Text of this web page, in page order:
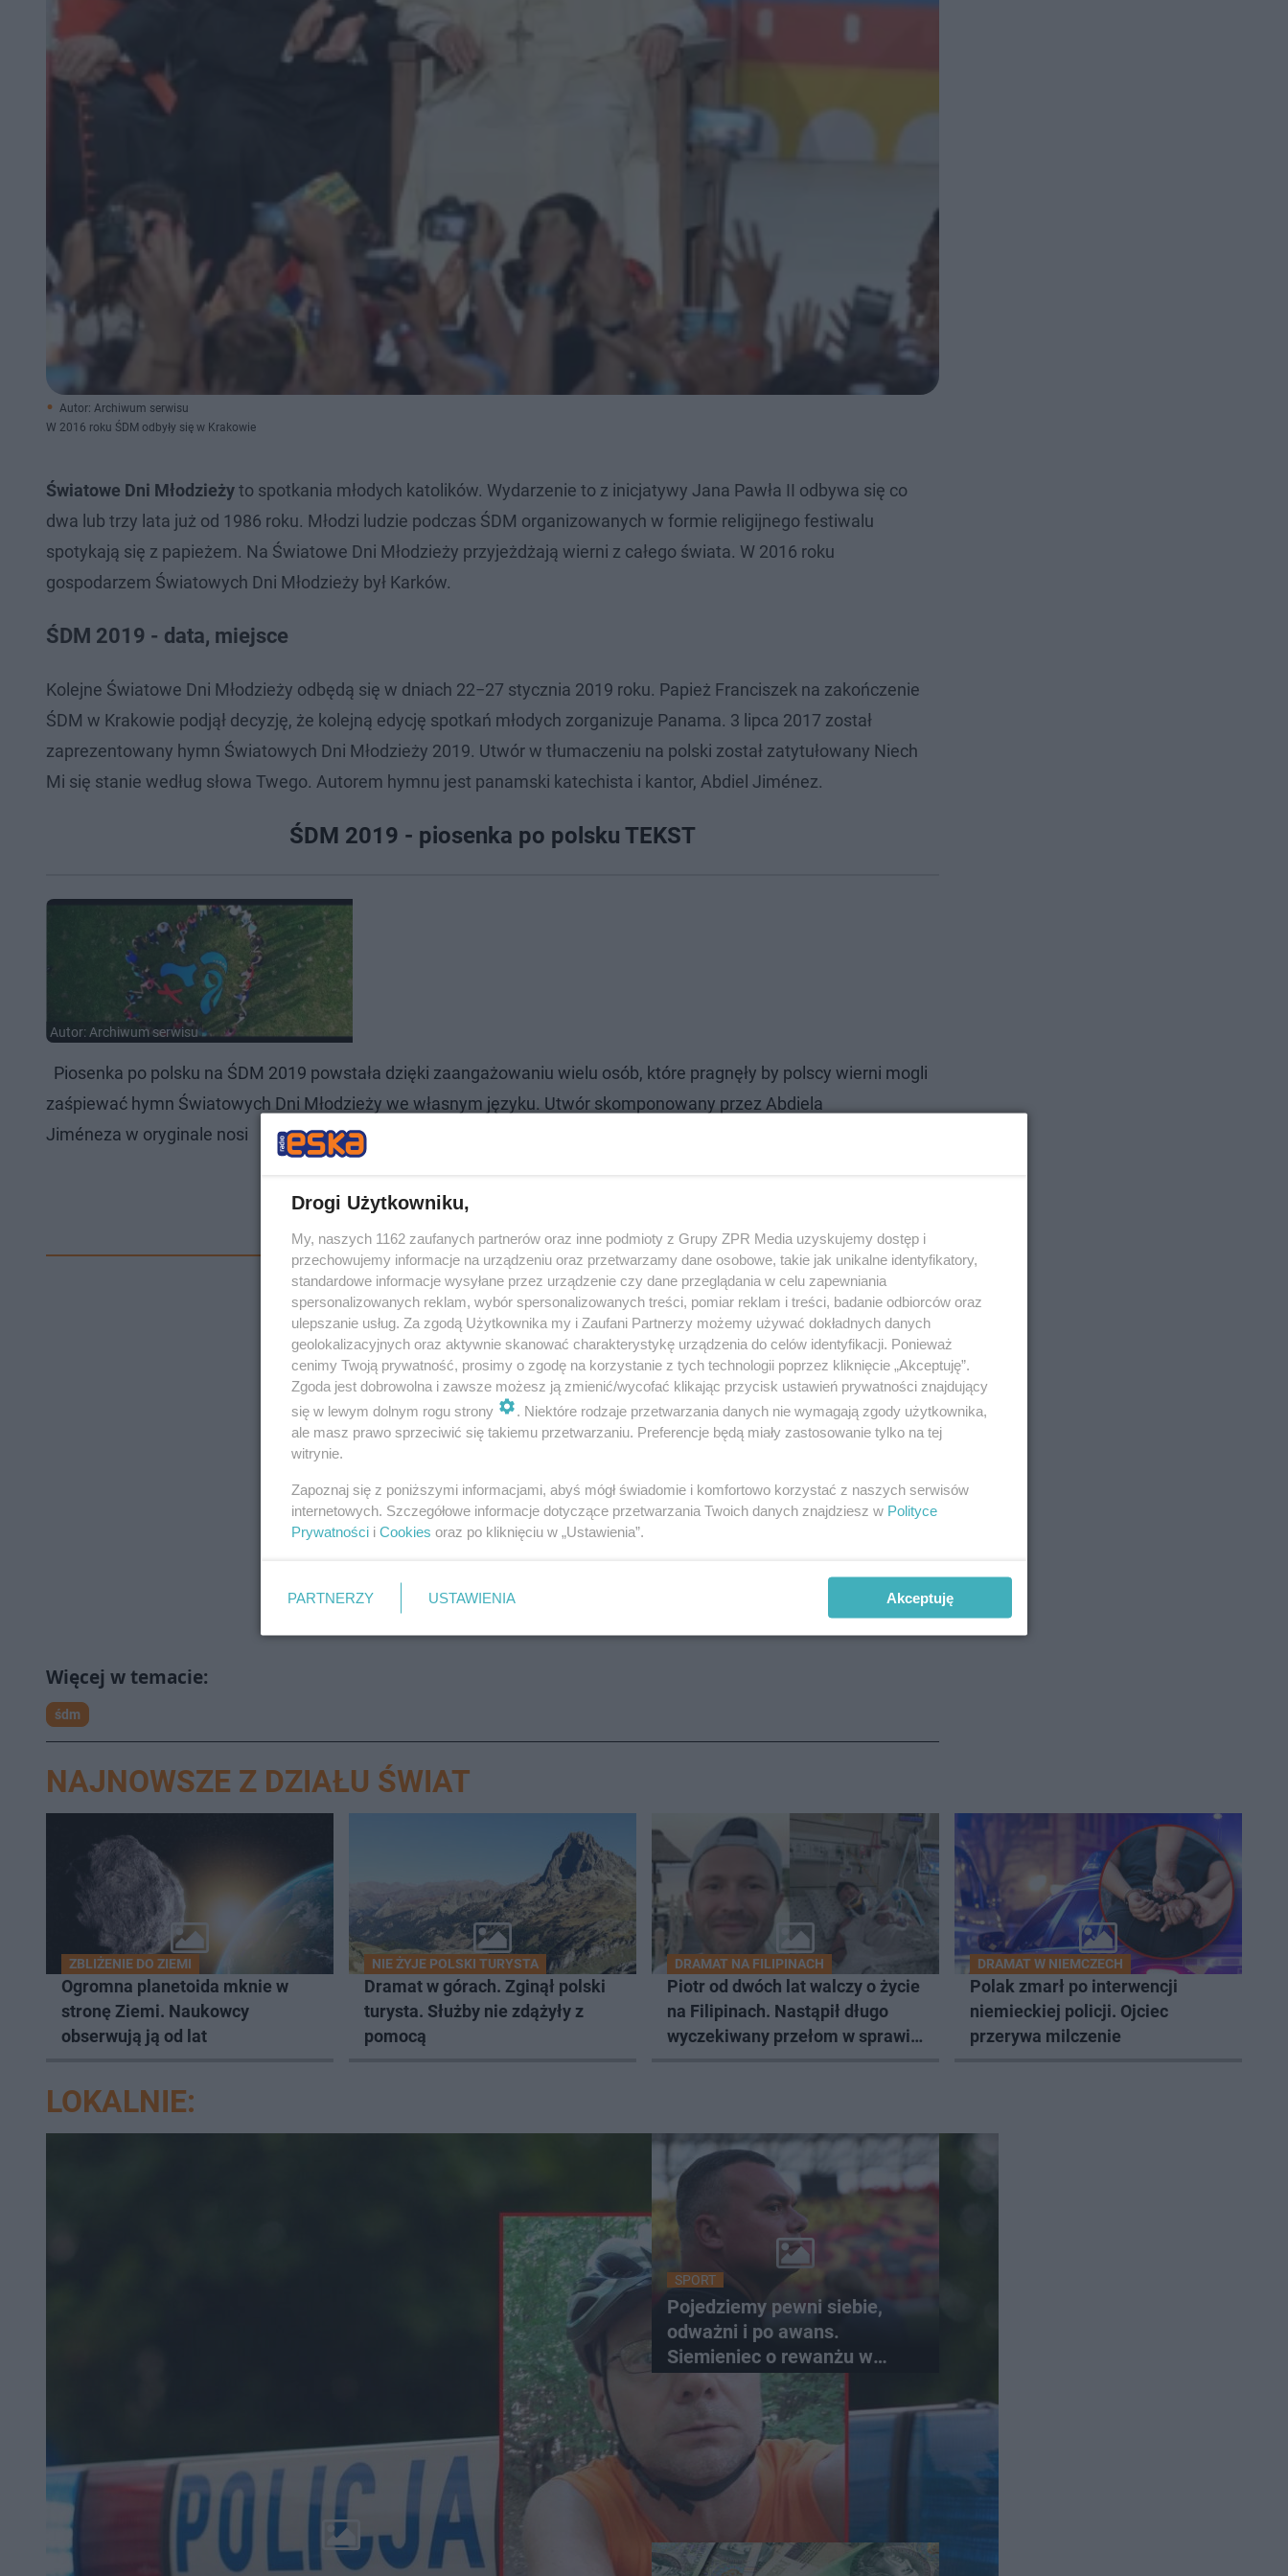
Autor: Archiwum serwisu
W 2016 roku ŚDM odbyły się w Krakowie
Światowe Dni Młodzieżyto spotkania młodych katolików. Wydarzenie to z inicjatywy Jana Pawła II odbywa się co
dwa lub trzy lata już od 1986 roku. Młodzi ludzie podczas ŚDM organizowanych w formie religijnego festiwalu
spotykają się z papieżem. Na Światowe Dni Młodzieży przyjeżdżają wierni z całego świata. W 2016 roku
gospodarzem Światowych Dni Młodzieży był Karków.
ŚDM 2019 - data, miejsce
Kolejne Światowe Dni Młodzieży odbędą się w dniach 22−27 stycznia 2019 roku. Papież Franciszek na zakończenie
ŚDM w Krakowie podjął decyzję, że kolejną edycję spotkań młodych zorganizuje Panama. 3 lipca 2017 został
zaprezentowany hymn Światowych Dni Młodzieży 2019. Utwór w tłumaczeniu na polski został zatytułowany Niech
Mi się stanie według słowa Twego. Autorem hymnu jest panamski katechista i kantor, Abdiel Jiménez.
ŚDM 2019 - piosenka po polsku TEKST
Autor: Archiwum serwisu
Piosenka po polsku na ŚDM 2019 powstała dzięki zaangażowaniu wielu osób, które pragnęły by polscy wierni mogli
zaśpiewać hymn Światowych Dni Młodzieży we własnym języku. Utwór skomponowany przez Abdiela
Jiméneza w oryginale nosi
śdm
NAJNOWSZE Z DZIAŁU ŚWIAT
ZBLIŻENIE DO ZIEMI
Ogromna planetoida mknie w
stronę Ziemi. Naukowcy
obserwują ją od lat
NIE ŻYJE POLSKI TURYSTA
Dramat w górach. Zginął polski
turysta. Służby nie zdążyły z
pomocą
DRAMAT NA FILIPINACH
Piotr od dwóch lat walczy o życie
na Filipinach. Nastąpił długo
wyczekiwany przełom w sprawie
DRAMAT W NIEMCZECH
Polak zmarł po interwencji
niemieckiej policji. Ojciec
przerywa milczenie
LOKALNIE:
SPORT
Pojedziemy pewni siebie,
odważni i po awans.
Siemieniec o rewanżu w
Szkocji
Drogi Użytkowniku,
My, naszych 1162 zaufanych partnerów oraz inne podmioty z Grupy ZPR Media uzyskujemy dostęp i
przechowujemy informacje na urządzeniu oraz przetwarzamy dane osobowe, takie jak unikalne identyfikatory,
standardowe informacje wysyłane przez urządzenie czy dane przeglądania w celu zapewniania
spersonalizowanych reklam, wybór spersonalizowanych treści, pomiar reklam i treści, badanie odbiorców oraz
ulepszanie usług. Za zgodą Użytkownika my i Zaufani Partnerzy możemy używać dokładnych danych
geolokalizacyjnych oraz aktywnie skanować charakterystykę urządzenia do celów identyfikacji. Ponieważ
cenimy Twoją prywatność, prosimy o zgodę na korzystanie z tych technologii poprzez kliknięcie „Akceptuję”.
Zgoda jest dobrowolna i zawsze możesz ją zmienić/wycofać klikając przycisk ustawień prywatności znajdujący
się w lewym dolnym rogu strony
. Niektóre rodzaje przetwarzania danych nie wymagają zgody użytkownika,
ale masz prawo sprzeciwić się takiemu przetwarzaniu. Preferencje będą miały zastosowanie tylko na tej
witrynie.
Zapoznaj się z poniższymi informacjami, abyś mógł świadomie i komfortowo korzystać z naszych serwisów
internetowych. Szczegółowe informacje dotyczące przetwarzania Twoich danych znajdziesz w Polityce
Prywatności i Cookies oraz po kliknięciu w „Ustawienia”.
PARTNERZY USTAWIENIA Akceptuję